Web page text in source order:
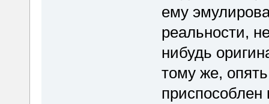
ему
реальности,
нибудь
тому же,
приспособлен